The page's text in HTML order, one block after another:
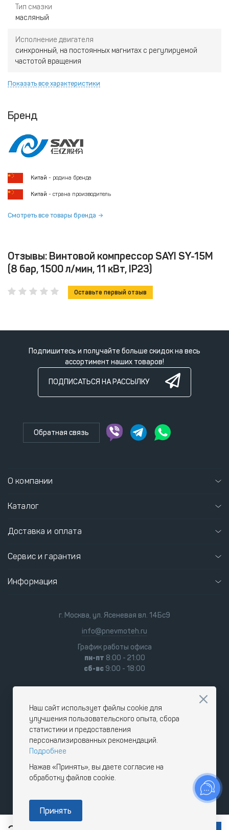
Тип смазки
масляный
Исполнение двигателя
синхронный, на постоянных магнитах с регулируемой
частотой вращения
Показать все характеристики
Бренд
Китай - родина бренда
Китай - страна производитель
Смотреть все товары бренда
Отзывы: Винтовой компрессор SAYI SY-15M
(8 бар, 1500 л/мин, 11 кВт, IP23)
Оставьте первый отзыв
Подпишитесь и получайте больше скидок на весь
ассортимент наших товаров!
ПОДПИСАТЬСЯ НА РАССЫЛКУ
Обратная связь
О компании
Каталог
Доставка и оплата
Сервис и гарантия
Информация
г. Москва, ул. Ясеневая вл. 14Бс9
info@pnevmoteh.ru
График работы офиса
пн-пт 8:00 - 21:00
сб-вс 9:00 - 18:00
Наш сайт использует файлы cookie для
улучшения пользовательского опыта, сбора
статистики и предоставления
персонализированных рекомендаций.
Подробнее
Нажав «Принять», вы даете согласие на
обработку файлов cookie.
Принять